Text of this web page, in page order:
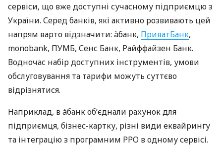
сервіси, що вже доступні сучасному підприємцю з
України. Серед банків, які активно розвивають цей
напрям варто відзначити: àбанк, ПриватБанк,
monobank, ПУМБ, Сенс Банк, Райффайзен Банк.
Водночас набір доступних інструментів, умови
обслуговування та тарифи можуть суттєво
відрізнятися.
Наприклад, в àбанк об’єднали рахунок для
підприємця, бізнес-картку, різні види еквайрингу
та інтеграцію з програмним РРО в одному сервісі.